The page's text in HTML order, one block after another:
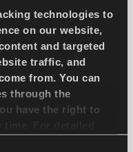
technologies to
on our website,
and targeted
traffic, and
from. You can
through the
have the right to
TRAKTION